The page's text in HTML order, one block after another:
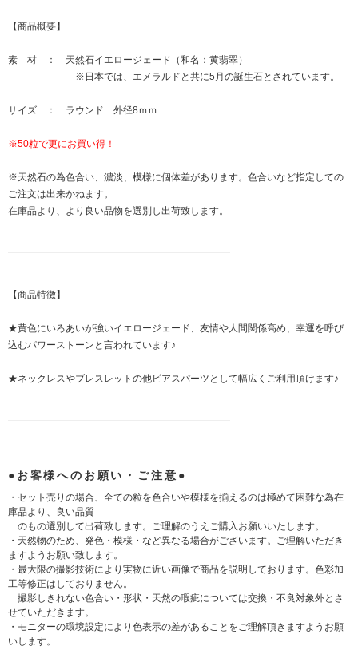
【商品概要】
素 材 ： 天然石イエロージェード（和名：黄翡翠）
※日本では、エメラルドと共に5月の誕生石とされています。
サイズ ： ラウンド 外径8ｍｍ
※50粒で更にお買い得！
※天然石の為色合い、濃淡、模様に個体差があります。色合いなど指定しての
ご注文は出来かねます。
在庫品より、より良い品物を選別し出荷致します。
【商品特徴】
★黄色にいろあいが強いイエロージェード、友情や人間関係高め、幸運を呼び
込むパワーストーンと言われています♪
★ネックレスやブレスレットの他ピアスパーツとして幅広くご利用頂けます♪
●お客様へのお願い・ご注意●
・セット売りの場合、全ての粒を色合いや模様を揃えるのは極めて困難な為在
庫品より、良い品質
のもの選別して出荷致します。ご理解のうえご購入お願いいたします。
・天然物のため、発色・模様・など異なる場合がございます。ご理解いただき
ますようお願い致します。
・最大限の撮影技術により実物に近い画像で商品を説明しております。色彩加
工等修正はしておりません。
撮影しきれない色合い・形状・天然の瑕疵については交換・不良対象外とさ
せていただきます。
・モニターの環境設定により色表示の差があることをご理解頂きますようお願
いします。